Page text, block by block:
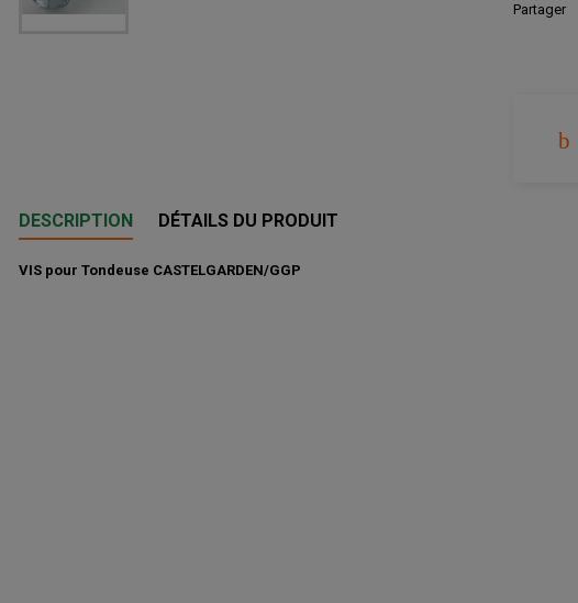
Partager
DESCRIPTION DÉTAILS DU PRODUIT
VIS pour Tondeuse CASTELGARDEN/GGP